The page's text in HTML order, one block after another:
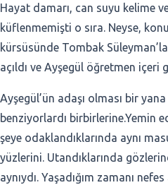
Hayat damarı, can suyu kelime
küflenmemişti o sıra. Neyse,
kürsüsünde Tombak
açıldı ve Ayşegül öğretmen içeri
Ayşegül’ün adaşı olması bir
benziyorlardı birbirlerine.Yemin
şeye odaklandıklarında aynı
yüzlerini. Utandıklarında
aynıydı. Yaşadığım zamanı